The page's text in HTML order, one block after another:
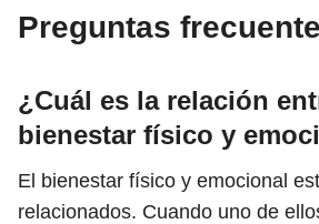
Preguntas
¿Cuál es la relación
bienestar físico y
El bienestar físico y emocional
relacionados. Cuando uno de